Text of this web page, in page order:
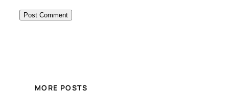
MORE POSTS